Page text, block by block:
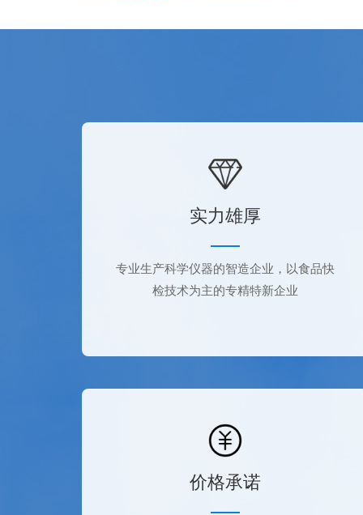
实力雄厚
专业生产科学仪器的智造企业，以食品快
检技术为主的专精特新企业
价格承诺